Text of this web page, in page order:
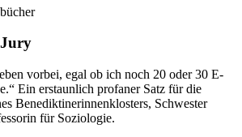
vorbei, egal ob ich noch 20 oder 30 E-
Ein erstaunlich profaner Satz für die
Benediktinerinnenklosters, Schwester
für Soziologie.